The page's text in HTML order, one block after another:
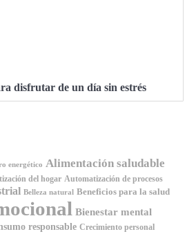
disfrutar de un día sin estrés
energético Alimentación saludable
del hogar Automatización de procesos
Belleza natural Beneficios para la salud
Bienestar mental
responsable Crecimiento personal